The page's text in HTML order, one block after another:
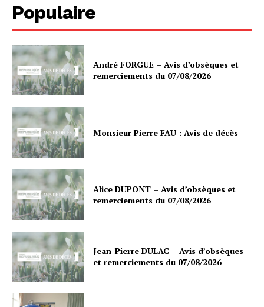
Populaire
André FORGUE – Avis d’obsèques et
remerciements du 07/08/2026
Monsieur Pierre FAU : Avis de décès
Alice DUPONT – Avis d’obsèques et
remerciements du 07/08/2026
Jean-Pierre DULAC – Avis d’obsèques
et remerciements du 07/08/2026